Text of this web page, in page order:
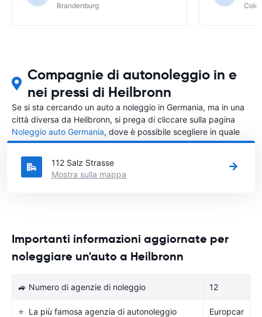
Brandenburg
Compagnie di autonoleggio in e
nei pressi di Heilbronn
Se si sta cercando un auto a noleggio in Germania, ma in una
città diversa da Heilbronn, si prega di cliccare sulla pagina
Noleggio auto Germania, dove è possibile scegliere in quale
città in Germania si vuole noleggiare l'auto.
112 Salz Strasse
Mostra sulla mappa
Importanti informazioni aggiornate per
noleggiare un'auto a Heilbronn
🚙 Numero di agenzie di noleggio 12
⭐ La più famosa agenzia di autonoleggio Europcar